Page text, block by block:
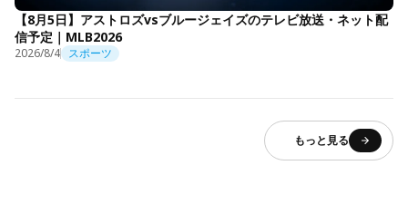
【8月5日】アストロズvsブルージェイズのテレビ放送・ネット配
信予定｜MLB2026
2026/8/4 スポーツ
もっと見る